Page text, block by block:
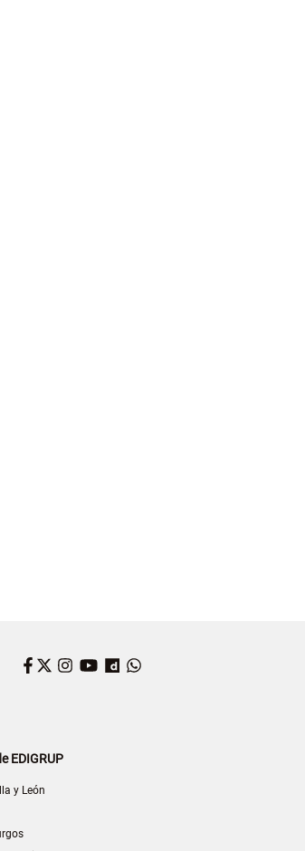
Facebook
Twitter
Instagram
YouTube
Dailymotion
EDIGRUP
y León